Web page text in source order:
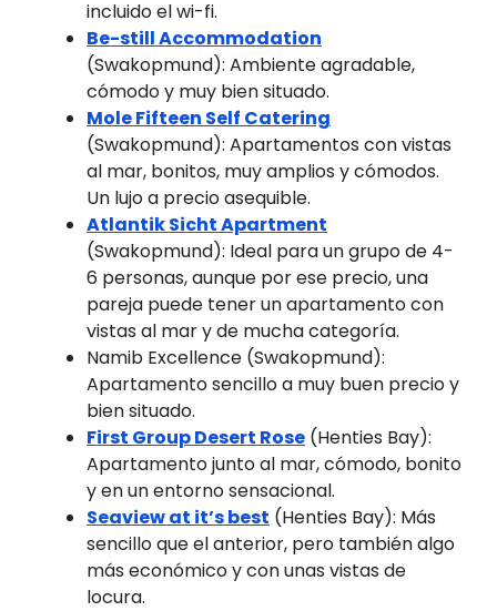
incluido el wi-fi.
Be-still Accommodation
(Swakopmund): Ambiente agradable,
cómodo y muy bien situado.
Mole Fifteen Self Catering
(Swakopmund): Apartamentos con vistas
al mar, bonitos, muy amplios y cómodos.
Un lujo a precio asequible.
Atlantik Sicht Apartment
(Swakopmund): Ideal para un grupo de 4-
6 personas, aunque por ese precio, una
pareja puede tener un apartamento con
vistas al mar y de mucha categoría.
Namib Excellence (Swakopmund):
Apartamento sencillo a muy buen precio y
bien situado.
First Group Desert Rose (Henties Bay):
Apartamento junto al mar, cómodo, bonito
y en un entorno sensacional.
Seaview at it’s best (Henties Bay): Más
sencillo que el anterior, pero también algo
más económico y con unas vistas de
locura.